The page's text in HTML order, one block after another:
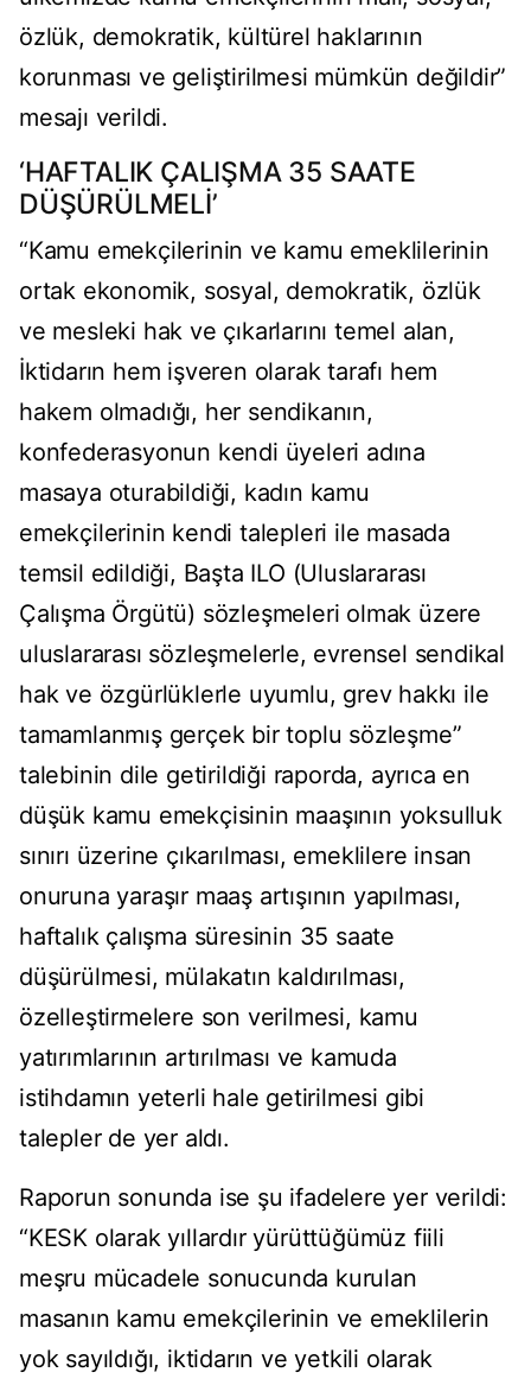
özlük, demokratik, kültürel haklarının
korunması ve geliştirilmesi mümkün değildir”
mesajı verildi.
‘HAFTALIK ÇALIŞMA 35 SAATE
DÜŞÜRÜLMELİ’
“Kamu emekçilerinin ve kamu emeklilerinin
ortak ekonomik, sosyal, demokratik, özlük
ve mesleki hak ve çıkarlarını temel alan,
İktidarın hem işveren olarak tarafı hem
hakem olmadığı, her sendikanın,
konfederasyonun kendi üyeleri adına
masaya oturabildiği, kadın kamu
emekçilerinin kendi talepleri ile masada
temsil edildiği, Başta ILO (Uluslararası
Çalışma Örgütü) sözleşmeleri olmak üzere
uluslararası sözleşmelerle, evrensel sendikal
hak ve özgürlüklerle uyumlu, grev hakkı ile
tamamlanmış gerçek bir toplu sözleşme”
talebinin dile getirildiği raporda, ayrıca en
düşük kamu emekçisinin maaşının yoksulluk
sınırı üzerine çıkarılması, emeklilere insan
onuruna yaraşır maaş artışının yapılması,
haftalık çalışma süresinin 35 saate
düşürülmesi, mülakatın kaldırılması,
özelleştirmelere son verilmesi, kamu
yatırımlarının artırılması ve kamuda
istihdamın yeterli hale getirilmesi gibi
talepler de yer aldı.
Raporun sonunda ise şu ifadelere yer verildi:
“KESK olarak yıllardır yürüttüğümüz fiili
meşru mücadele sonucunda kurulan
masanın kamu emekçilerinin ve emeklilerin
yok sayıldığı, iktidarın ve yetkili olarak